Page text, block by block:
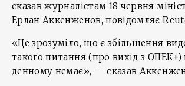
сказав журналістам 18 червня
Ерлан Аккенженов, повідомляє
«Це зрозуміло, що є збільшення
такого питання (про вихід з ОПЕК+)
денному немає», — сказав